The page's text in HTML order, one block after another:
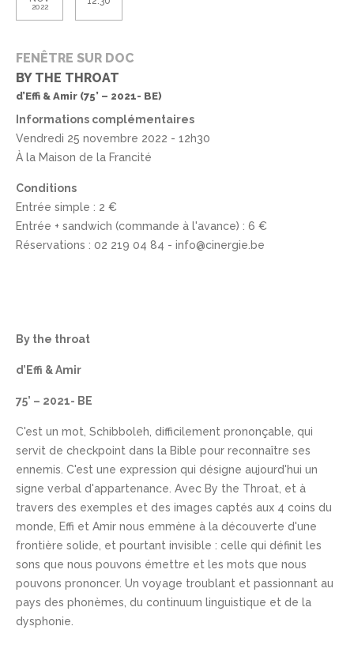
2022
FENÊTRE SUR DOC
BY THE THROAT
d’Effi & Amir (75’ – 2021- BE)
Informations complémentaires
Vendredi 25 novembre 2022 - 12h30
À la Maison de la Francité
Conditions
Entrée simple : 2 €
Entrée + sandwich (commande à l'avance) : 6 €
Réservations : 02 219 04 84 - info@cinergie.be
By the throat
d’Effi & Amir
75’ – 2021- BE
C'est un mot, Schibboleh, difficilement prononçable, qui
servit de checkpoint dans la Bible pour reconnaître ses
ennemis. C'est une expression qui désigne aujourd'hui un
signe verbal d'appartenance. Avec By the Throat, et à
travers des exemples et des images captés aux 4 coins du
monde, Effi et Amir nous emmène à la découverte d'une
frontière solide, et pourtant invisible : celle qui définit les
sons que nous pouvons émettre et les mots que nous
pouvons prononcer. Un voyage troublant et passionnant au
pays des phonèmes, du continuum linguistique et de la
dysphonie.